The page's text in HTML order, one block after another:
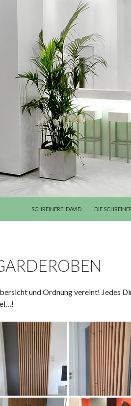
SCHREINEREI DAVID
DIE
und Ordnung vereint! Jedes